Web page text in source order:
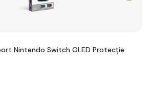
Nintendo Switch OLED Protecție